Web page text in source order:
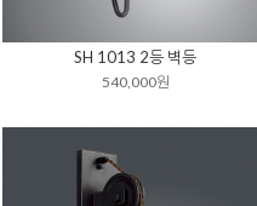
SH 1013 2등 벽등
540,000원